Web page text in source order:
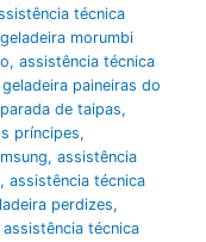
técnica
morumbi
, assistência técnica
paineiras do
de taipas,
príncipes,
, assistência
, assistência técnica
perdizes,
assistência técnica